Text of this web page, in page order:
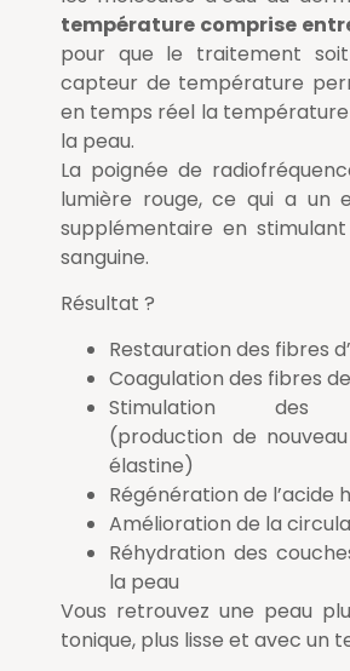
température comprise
pour que le traitement
capteur de température
en temps réel la
la peau.
La poignée de
lumière rouge, ce qui a un
supplémentaire en
sanguine.
Résultat ?
Restauration des fibres
Coagulation des fibres
Stimulation des
(production de
élastine)
Régénération de l’acide
Amélioration de la
Réhydration des
la peau
Vous retrouvez une peau
tonique, plus lisse et avec un